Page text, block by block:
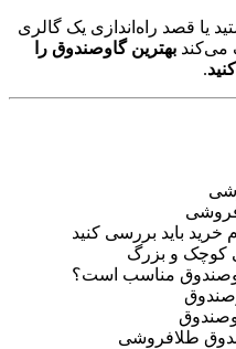
یا قصد راه‌اندازی یک گالری
می‌کند بهترین گاوصندوق را
.
خرید باید بررسی کنید
کوچک و بزرگ
مناسب است؟
طلافروشی